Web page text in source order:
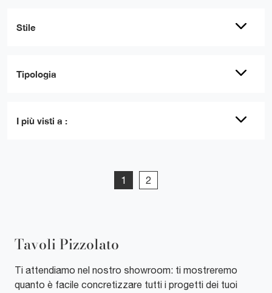
Stile
Tipologia
I più visti a :
1 2
Tavoli Pizzolato
Ti attendiamo nel nostro showroom: ti mostreremo
quanto è facile concretizzare tutti i progetti dei tuoi